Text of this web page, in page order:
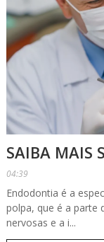
SAIBA MAIS
04:39
Endodontia é a
polpa, que é a parte
nervosas e a i...